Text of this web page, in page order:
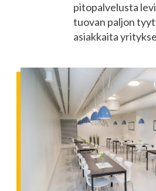
pitopalvelusta
tuovan paljon
asiakkaita